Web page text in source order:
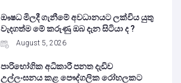
ඖෂධ මිලදී ගැනීමේ අවධානයට ලක්විය යුතු
වැදගත්ම මේ කරුණු ඔබ දැන සිටියා ද ?
August 5, 2026
පාරිභෝගික අධිකාරී පනත දැඩිව
උල්ලංඝනය කළ පෞද්ගලික රෝහලකට